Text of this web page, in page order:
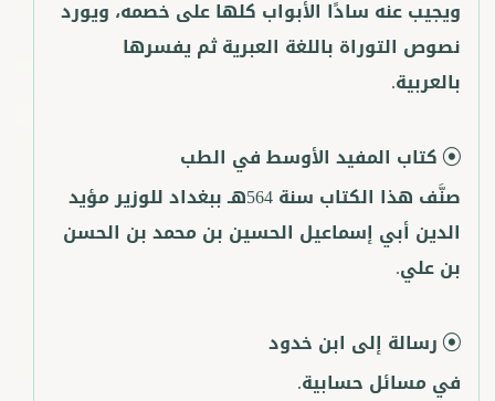
ويجيب عنه سادًا الأبواب كلها على خصمه، ويورد
نصوص التوراة باللغة العبرية ثم يفسرها
بالعربية.
كتاب المفيد الأوسط في الطب
صنَّف هذا الكتاب سنة 564هـ ببغداد للوزير مؤيد
الدين أبي إسماعيل الحسين بن محمد بن الحسن
بن علي.
رسالة إلى ابن خدود
في مسائل حسابية.